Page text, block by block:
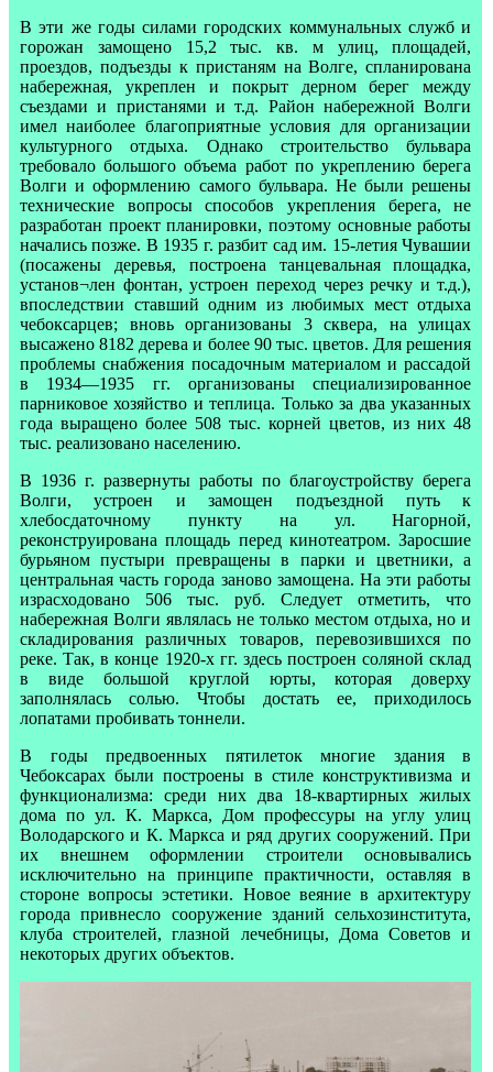
В эти же годы силами городских коммунальных служб и
горожан замощено 15,2 тыс. кв. м улиц, площадей,
проездов, подъезды к пристаням на Волге, спланирована
набережная, укреплен и покрыт дерном берег между
съездами и пристанями и т.д. Район набережной Волги
имел наиболее благоприятные условия для организации
культурного отдыха. Однако строительство бульвара
требовало большого объема работ по укреплению берега
Волги и оформлению самого бульвара. Не были решены
технические вопросы способов укрепления берега, не
разработан проект планировки, поэтому основные работы
начались позже. В 1935 г. разбит сад им. 15-летия Чувашии
(посажены деревья, построена танцевальная площадка,
установ¬лен фонтан, устроен переход через речку и т.д.),
впоследствии ставший одним из любимых мест отдыха
чебоксарцев; вновь организованы 3 сквера, на улицах
высажено 8182 дерева и более 90 тыс. цветов. Для решения
проблемы снабжения посадочным материалом и рассадой
в 1934—1935 гг. организованы специализированное
парниковое хозяйство и теплица. Только за два указанных
года выращено более 508 тыс. корней цветов, из них 48
тыс. реализовано населению.
В 1936 г. развернуты работы по благоустройству берега
Волги, устроен и замощен подъездной путь к
хлебосдаточному пункту на ул. Нагорной,
реконструирована площадь перед кинотеатром. Заросшие
бурьяном пустыри превращены в парки и цветники, а
центральная часть города заново замощена. На эти работы
израсходовано 506 тыс. руб. Следует отметить, что
набережная Волги являлась не только местом отдыха, но и
складирования различных товаров, перевозившихся по
реке. Так, в конце 1920-х гг. здесь построен соляной склад
в виде большой круглой юрты, которая доверху
заполнялась солью. Чтобы достать ее, приходилось
лопатами пробивать тоннели.
В годы предвоенных пятилеток многие здания в
Чебоксарах были построены в стиле конструктивизма и
функционализма: среди них два 18-квартирных жилых
дома по ул. К. Маркса, Дом профессуры на углу улиц
Володарского и К. Маркса и ряд других сооружений. При
их внешнем оформлении строители основывались
исключительно на принципе практичности, оставляя в
стороне вопросы эстетики. Новое веяние в архитектуру
города привнесло сооружение зданий сельхозинститута,
клуба строителей, глазной лечебницы, Дома Советов и
некоторых других объектов.